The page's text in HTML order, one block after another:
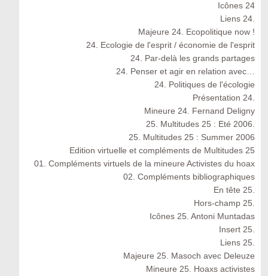
Icônes 24
Liens 24.
Majeure 24. Ecopolitique now !
24. Ecologie de l'esprit / économie de l'esprit
24. Par-delà les grands partages
24. Penser et agir en relation avec…
24. Politiques de l'écologie
Présentation 24.
Mineure 24. Fernand Deligny
25. Multitudes 25 : Eté 2006.
25. Multitudes 25 : Summer 2006
Edition virtuelle et compléments de Multitudes 25
01. Compléments virtuels de la mineure Activistes du hoax
02. Compléments bibliographiques
En tête 25.
Hors-champ 25.
Icônes 25. Antoni Muntadas
Insert 25.
Liens 25.
Majeure 25. Masoch avec Deleuze
Mineure 25. Hoaxs activistes